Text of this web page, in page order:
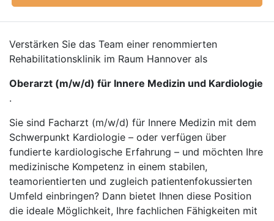
Verstärken Sie das Team einer renommierten
Rehabilitationsklinik im Raum Hannover als
Oberarzt (m/w/d) für Innere Medizin und Kardiologie
.
Sie sind Facharzt (m/w/d) für Innere Medizin mit dem
Schwerpunkt Kardiologie – oder verfügen über
fundierte kardiologische Erfahrung – und möchten Ihre
medizinische Kompetenz in einem stabilen,
teamorientierten und zugleich patientenfokussierten
Umfeld einbringen? Dann bietet Ihnen diese Position
die ideale Möglichkeit, Ihre fachlichen Fähigkeiten mit